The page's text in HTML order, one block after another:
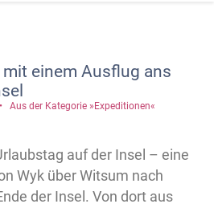
einem Ausflug ans
Aus der Kategorie »Expeditionen«
auf der Insel – eine
Wyk über Witsum nach
der Insel. Von dort aus